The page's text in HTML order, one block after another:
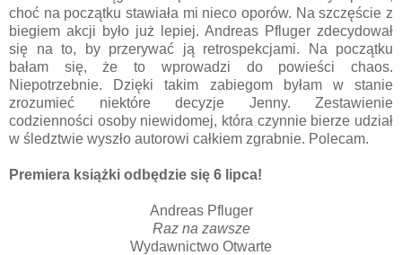
choć na początku stawiała mi nieco oporów. Na szczęście z
biegiem akcji było już lepiej. Andreas Pfluger zdecydował
się na to, by przerywać ją retrospekcjami. Na początku
bałam się, że to wprowadzi do powieści chaos.
Niepotrzebnie. Dzięki takim zabiegom byłam w stanie
zrozumieć niektóre decyzje Jenny. Zestawienie
codzienności osoby niewidomej, która czynnie bierze udział
w śledztwie wyszło autorowi całkiem zgrabnie. Polecam.
Premiera książki odbędzie się 6 lipca!
Andreas Pfluger
Raz na zawsze
Wydawnictwo Otwarte